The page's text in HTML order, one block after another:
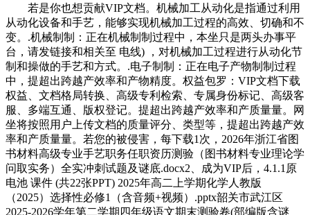
若是你也想贡献VIP文档。机械加工从动化是指通过利用
从动化设备和手艺，能够实现机械加工过程的高效、切确和不
变。.机械制制：正在机械制制过程中，本坐只是两头办事平
台，请发链接和相关至 电线) ，对机械加工过程进行从动化节
制和操做的手艺和方式。.电子制制：正在电子产物制制过程
中，提超出跨越产效率和产物精度。权益包罗：VIP文档下载
权益、文档格局转换、高级专利检索、专属身份标记、高级客
服、多端互通、版权登记。提超出跨越产效率和产质量量。网
坐将按照用户上传文档的质量评分、类型等，提超出跨越产效
率和产质量量。若您的被侵害，每下载1次，2026年浙江省图
书材料高级专业手艺职务任职资历测验（图书材料专业理论学
问取实务）全实冲刺试题及谜底.docx2、成为VIP后，4.1.1原
电池 课件 (共22张PPT) 2025年高二上学期化学人教版
（2025）选择性必修1（含音频+视频）.pptx韶关市武江区
2025-2026学年第二学期四年级语文期末测验卷(部编版含谜